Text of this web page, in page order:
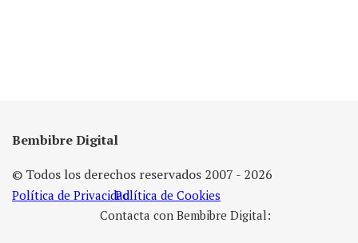
Bembibre Digital
© Todos los derechos reservados 2007 - 2026
Política de PrivacidadPolítica de Cookies
Contacta con Bembibre Digital: